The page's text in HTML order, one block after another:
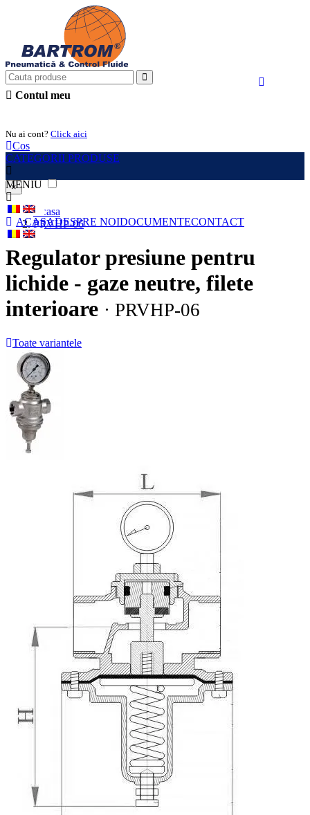
Contul meu
Nu ai cont? Click aici
Cos
CATEGORII PRODUSE
MENIU
ACASADESPRE NOIDOCUMENTECONTACT
×
Acasa
PRVHP-06
Regulator presiune pentru
lichide - gaze neutre, filete
interioare · PRVHP-06
Toate variantele